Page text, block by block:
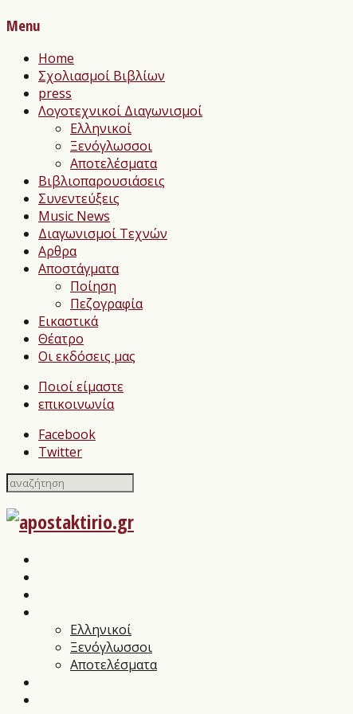
Menu
Home
Σχολιασμοί Βιβλίων
press
Λογοτεχνικοί Διαγωνισμοί
Ελληνικοί
Ξενόγλωσσοι
Αποτελέσματα
Βιβλιοπαρουσιάσεις
Συνεντεύξεις
Music News
Διαγωνισμοί Τεχνών
Αρθρα
Αποστάγματα
Ποίηση
Πεζογραφία
Εικαστικά
Θέατρο
Οι εκδόσεις μας
Ποιοί είμαστε
επικοινωνία
Facebook
Twitter
Ελληνικοί
Ξενόγλωσσοι
Αποτελέσματα